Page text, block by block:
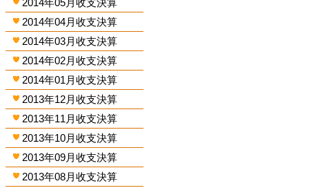
2014年05月收支決算
2014年04月收支決算
2014年03月收支決算
2014年02月收支決算
2014年01月收支決算
2013年12月收支決算
2013年11月收支決算
2013年10月收支決算
2013年09月收支決算
2013年08月收支決算